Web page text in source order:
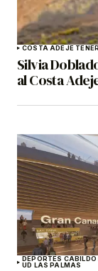
COSTA ADEJE
Silvia
al Costa
DEPORTES
UD LAS PALMAS